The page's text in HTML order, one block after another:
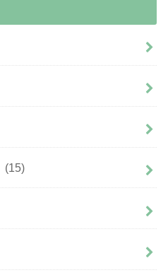
(15)